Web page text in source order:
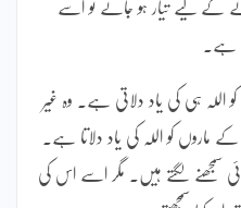
کے لیے تیار ہو جائے تو اسے
ہے۔
اللہ ہی کی یاد دلاتی ہے۔ وہ غیر
ماروں کو اللہ کی یاد دلاتا ہے۔
سمجھنے لگتے ہیں۔ مگر اسے اس کی